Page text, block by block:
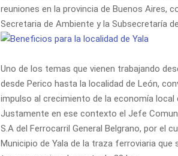
reuniones en la provincia de Buenos Aires,
Secretaria de Ambiente y la Subsecretaría
Uno de los temas que vienen trabajando
desde Perico hasta la localidad de León,
impulso al crecimiento de la economía local
Justamente en ese contexto el Jefe
S.A del Ferrocarril General Belgrano, por el
Municipio de Yala de la traza ferroviaria que